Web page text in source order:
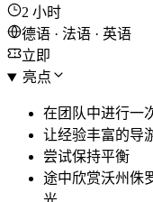
2 小时
德语 · 法语 · 英语
立即
亮点
在团队中进行一
让经验丰富的导
尝试保持平衡
途中欣赏沃州侏